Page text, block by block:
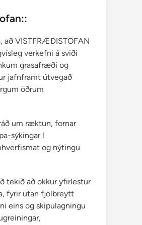
að VISTFRÆÐISTOFAN
verkefni á sviði
grasafræði og
jafnframt útvegað
öðrum
um ræktun, fornar
sýkingar í
og nýtingu
tekið að okkur yfirlestur
fyrir utan fjölbreytt
eins og skipulagningu